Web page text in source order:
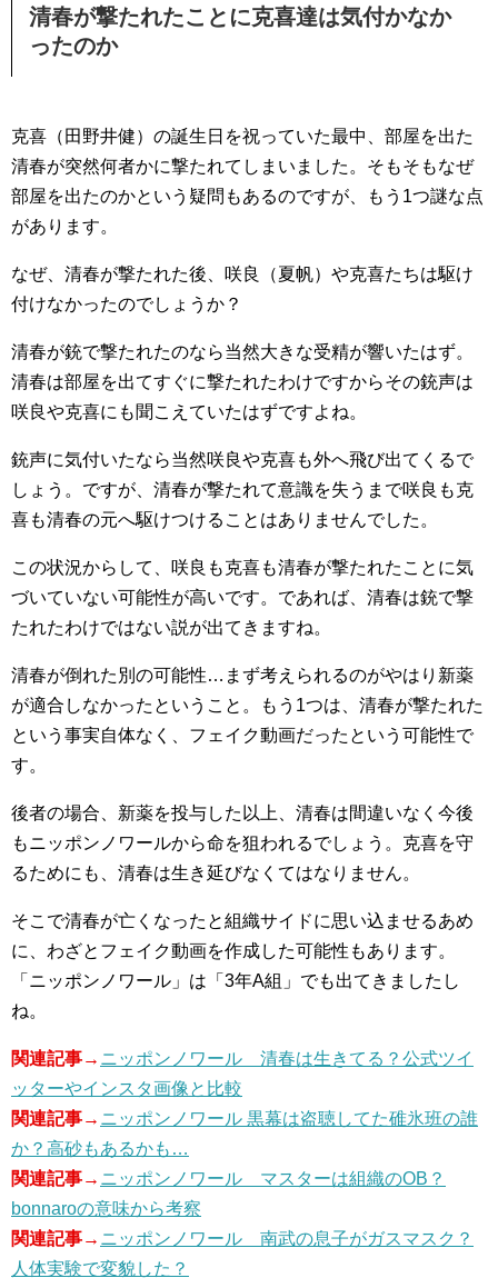
清春が撃たれたことに克喜達は気付かなか
ったのか
克喜（田野井健）の誕生日を祝っていた最中、部屋を出た
清春が突然何者かに撃たれてしまいました。そもそもなぜ
部屋を出たのかという疑問もあるのですが、もう1つ謎な点
があります。
なぜ、清春が撃たれた後、咲良（夏帆）や克喜たちは駆け
付けなかったのでしょうか？
清春が銃で撃たれたのなら当然大きな受精が響いたはず。
清春は部屋を出てすぐに撃たれたわけですからその銃声は
咲良や克喜にも聞こえていたはずですよね。
銃声に気付いたなら当然咲良や克喜も外へ飛び出てくるで
しょう。ですが、清春が撃たれて意識を失うまで咲良も克
喜も清春の元へ駆けつけることはありませんでした。
この状況からして、咲良も克喜も清春が撃たれたことに気
づいていない可能性が高いです。であれば、清春は銃で撃
たれたわけではない説が出てきますね。
清春が倒れた別の可能性…まず考えられるのがやはり新薬
が適合しなかったということ。もう1つは、清春が撃たれた
という事実自体なく、フェイク動画だったという可能性で
す。
後者の場合、新薬を投与した以上、清春は間違いなく今後
もニッポンノワールから命を狙われるでしょう。克喜を守
るためにも、清春は生き延びなくてはなりません。
そこで清春が亡くなったと組織サイドに思い込ませるあめ
に、わざとフェイク動画を作成した可能性もあります。
「ニッポンノワール」は「3年A組」でも出てきましたし
ね。
関連記事→ ニッポンノワール 清春は生きてる？公式ツイ
ッターやインスタ画像と比較
関連記事→ ニッポンノワール 黒幕は盗聴してた碓氷班の誰
か？高砂もあるかも…
関連記事→ ニッポンノワール マスターは組織のOB？
bonnaroの意味から考察
関連記事→ ニッポンノワール 南武の息子がガスマスク？
人体実験で変貌した？